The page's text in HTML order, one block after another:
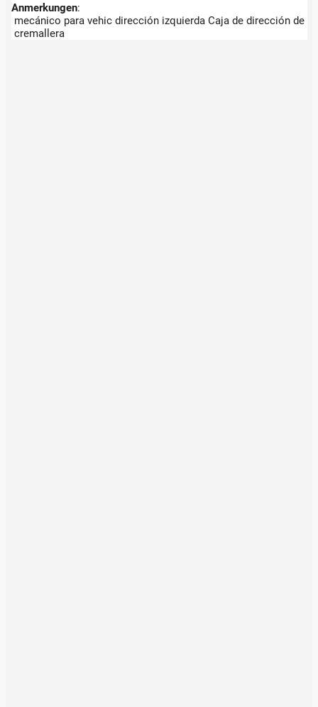
Anmerkungen:
mecánico para vehic dirección izquierda Caja de dirección de
cremallera